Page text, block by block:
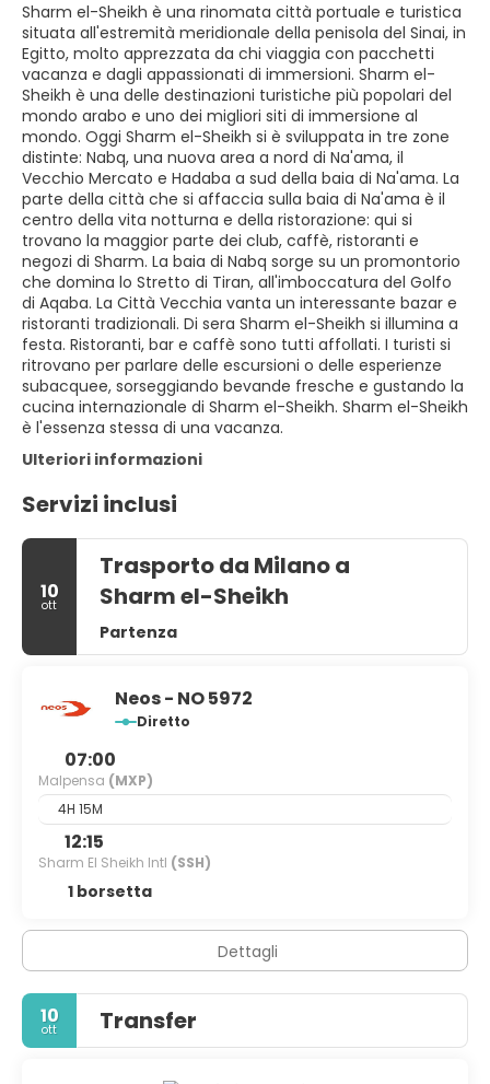
Sharm el-Sheikh è una rinomata città portuale e turistica
situata all'estremità meridionale della penisola del Sinai, in
Egitto, molto apprezzata da chi viaggia con pacchetti
vacanza e dagli appassionati di immersioni. Sharm el-
Sheikh è una delle destinazioni turistiche più popolari del
mondo arabo e uno dei migliori siti di immersione al
mondo. Oggi Sharm el-Sheikh si è sviluppata in tre zone
distinte: Nabq, una nuova area a nord di Na'ama, il
Vecchio Mercato e Hadaba a sud della baia di Na'ama. La
parte della città che si affaccia sulla baia di Na'ama è il
centro della vita notturna e della ristorazione: qui si
trovano la maggior parte dei club, caffè, ristoranti e
negozi di Sharm. La baia di Nabq sorge su un promontorio
che domina lo Stretto di Tiran, all'imboccatura del Golfo
di Aqaba. La Città Vecchia vanta un interessante bazar e
ristoranti tradizionali. Di sera Sharm el-Sheikh si illumina a
festa. Ristoranti, bar e caffè sono tutti affollati. I turisti si
ritrovano per parlare delle escursioni o delle esperienze
subacquee, sorseggiando bevande fresche e gustando la
cucina internazionale di Sharm el-Sheikh. Sharm el-Sheikh
è l'essenza stessa di una vacanza.
Ulteriori informazioni
Servizi inclusi
10
ott
Trasporto da Milano a
Sharm el-Sheikh
Partenza
Neos - NO 5972
Diretto
07:00
Malpensa (MXP)
4H 15M
12:15
Sharm El Sheikh Intl (SSH)
1 borsetta
Dettagli
10
ott Transfer